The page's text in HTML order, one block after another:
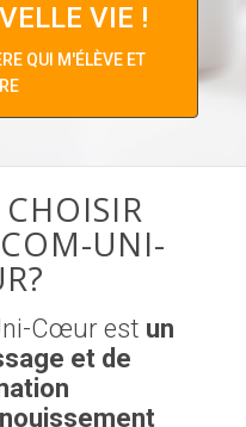
VIE !
QUI M'ÉLÈVE ET
UNI-
Cœur est un
et de